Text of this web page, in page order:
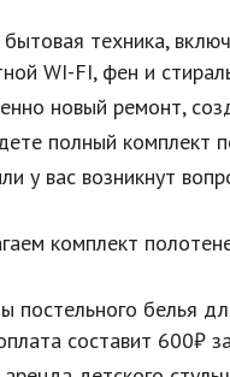
техника,
WI-FI, фен и
новый ремонт,
полный комплект
у вас возникнут
комплект
постельного белья
составит 600₽